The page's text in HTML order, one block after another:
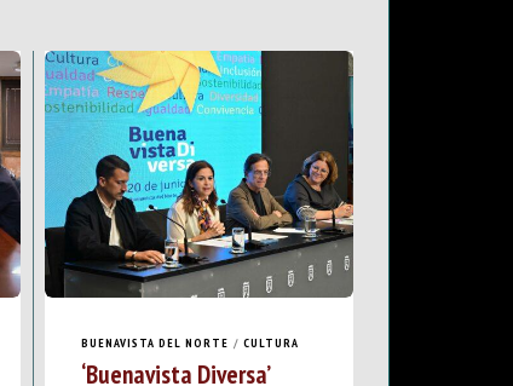
BUENAVISTA DEL NORTE / CULTURA
‘Buenavista Diversa’